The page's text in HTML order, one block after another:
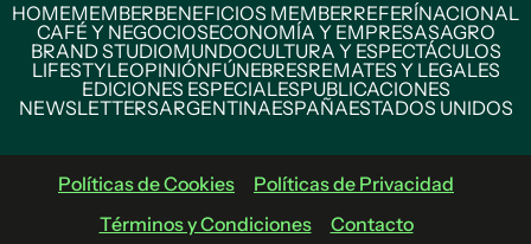
HOMEMEMBERBENEFICIOS MEMBERREFERÍNACIONAL
CAFÉ Y NEGOCIOSECONOMÍA Y EMPRESASAGRO
BRAND STUDIOMUNDOCULTURA Y ESPECTÁCULOS
LIFESTYLEOPINIÓNFÚNEBRESREMATES Y LEGALES
EDICIONES ESPECIALESPUBLICACIONES
NEWSLETTERSARGENTINAESPAÑAESTADOS UNIDOS
Políticas de Cookies
Políticas de Privacidad
Términos y Condiciones
Contacto